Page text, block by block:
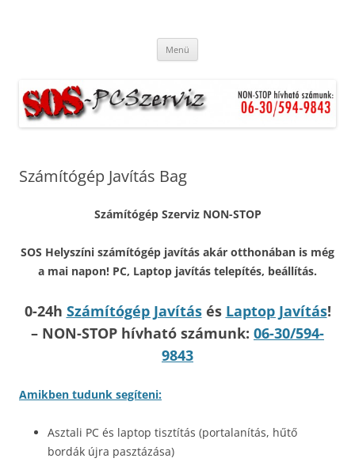
akár otthonában is még a mai
garanciát vállalunk.
Menü
Számítógép Javítás Bag
Számítógép Szerviz NON-STOP
SOS Helyszíni számítógép javítás akár otthonában is még
a mai napon! PC, Laptop javítás telepítés, beállítás.
0-24h Számítógép Javításés Laptop Javítás!
– NON-STOP hívható számunk: 06-30/594-
9843
Amikben tudunk segíteni:
Asztali PC és laptop tisztítás (portalanítás, hűtő
bordák újra pasztázása)